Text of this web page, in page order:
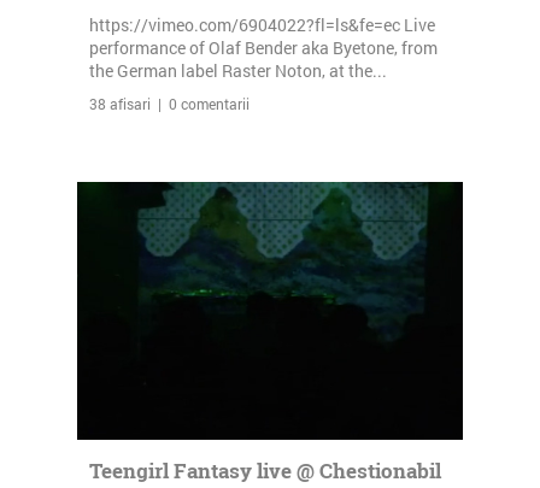
https://vimeo.com/6904022?fl=ls&fe=ec Live
performance of Olaf Bender aka Byetone, from
the German label Raster Noton, at the...
38 afisari | 0 comentarii
Teengirl Fantasy live @ Chestionabil